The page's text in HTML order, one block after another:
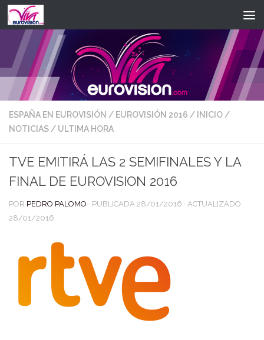
Saltar al contenido
ESPAÑA EN EUROVISIÓN / EUROVISIÓN 2016 / INICIO/
NOTICIAS/ ULTIMA HORA
TVE EMITIRÁ LAS 2 SEMIFINALES Y LA
FINAL DE EUROVISION 2016
POR PEDRO PALOMO · PUBLICADA 28/01/2016 · ACTUALIZADO
28/01/2016